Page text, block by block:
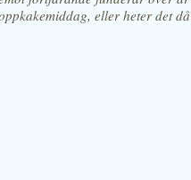
eller heter det då